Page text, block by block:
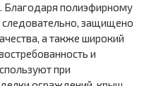
Благодаря полиэфирному
следовательно, защищено
а также широкий
и
при